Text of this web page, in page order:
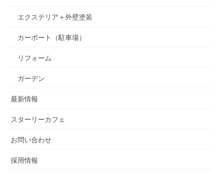
エクステリア＋外壁塗装
カーポート（駐車場）
リフォーム
ガーデン
最新情報
スターリーカフェ
お問い合わせ
採用情報